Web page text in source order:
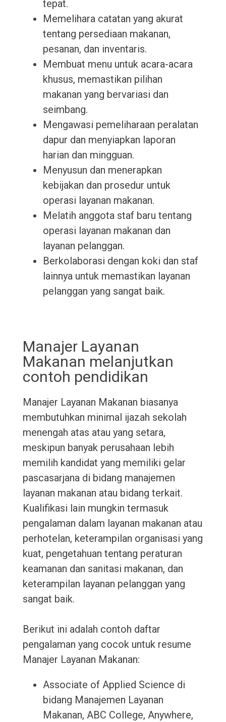
tepat.
Memelihara catatan yang akurat
tentang persediaan makanan,
pesanan, dan inventaris.
Membuat menu untuk acara-acara
khusus, memastikan pilihan
makanan yang bervariasi dan
seimbang.
Mengawasi pemeliharaan peralatan
dapur dan menyiapkan laporan
harian dan mingguan.
Menyusun dan menerapkan
kebijakan dan prosedur untuk
operasi layanan makanan.
Melatih anggota staf baru tentang
operasi layanan makanan dan
layanan pelanggan.
Berkolaborasi dengan koki dan staf
lainnya untuk memastikan layanan
pelanggan yang sangat baik.
Manajer Layanan
Makanan melanjutkan
contoh pendidikan
Manajer Layanan Makanan biasanya
membutuhkan minimal ijazah sekolah
menengah atas atau yang setara,
meskipun banyak perusahaan lebih
memilih kandidat yang memiliki gelar
pascasarjana di bidang manajemen
layanan makanan atau bidang terkait.
Kualifikasi lain mungkin termasuk
pengalaman dalam layanan makanan atau
perhotelan, keterampilan organisasi yang
kuat, pengetahuan tentang peraturan
keamanan dan sanitasi makanan, dan
keterampilan layanan pelanggan yang
sangat baik.
Berikut ini adalah contoh daftar
pengalaman yang cocok untuk resume
Manajer Layanan Makanan:
Associate of Applied Science di
bidang Manajemen Layanan
Makanan, ABC College, Anywhere,